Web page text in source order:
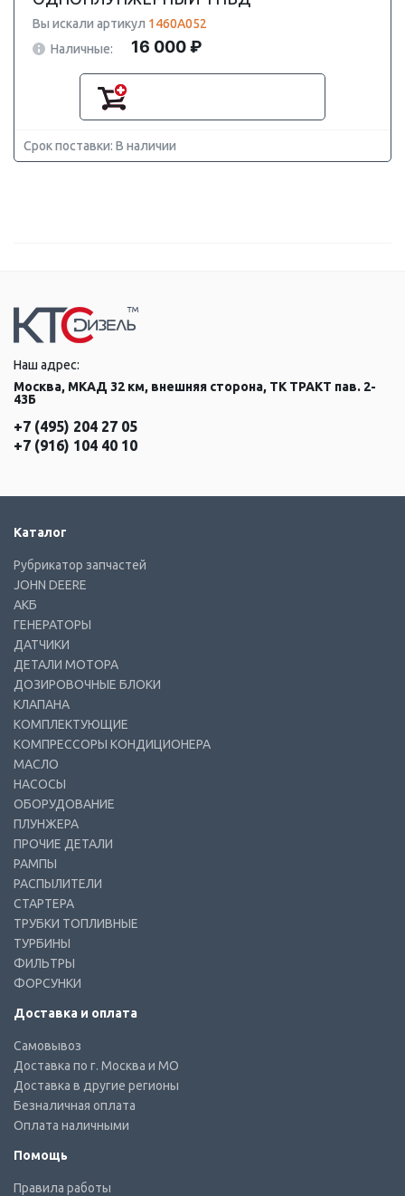
Вы искали артикул 1460A052
Наличные:
16 000 ₽
Срок поставки: В наличии
Наш адрес:
Москва, МКАД 32 км, внешняя сторона, ТК ТРАКТ пав. 2-
43Б
+7 (495) 204 27 05
+7 (916) 104 40 10
Каталог
Рубрикатор запчастей
JOHN DEERE
АКБ
ГЕНЕРАТОРЫ
ДАТЧИКИ
ДЕТАЛИ МОТОРА
ДОЗИРОВОЧНЫЕ БЛОКИ
КЛАПАНА
КОМПЛЕКТУЮЩИЕ
КОМПРЕССОРЫ КОНДИЦИОНЕРА
МАСЛО
НАСОСЫ
ОБОРУДОВАНИЕ
ПЛУНЖЕРА
ПРОЧИЕ ДЕТАЛИ
РАМПЫ
РАСПЫЛИТЕЛИ
СТАРТЕРА
ТРУБКИ ТОПЛИВНЫЕ
ТУРБИНЫ
ФИЛЬТРЫ
ФОРСУНКИ
Доставка и оплата
Самовывоз
Доставка по г. Москва и МО
Доставка в другие регионы
Безналичная оплата
Оплата наличными
Помощь
Правила работы